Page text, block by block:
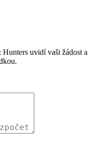
uvidí vaši žádost a